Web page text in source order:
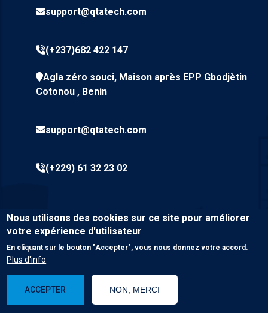
support@qtatech.com
(+237)682 422 147
Agla zéro souci, Maison après EPP Gbodjètin
Cotonou , Benin
support@qtatech.com
(+229) 61 32 23 02
© CopyrightQta Tech SARL2023. Tous droits réservés.
Nous utilisons des cookies sur ce site pour améliorer
votre expérience d'utilisateur
En cliquant sur le bouton "Accepter", vous nous donnez votre accord.
Plus d'info
ACCEPTER NON, MERCI